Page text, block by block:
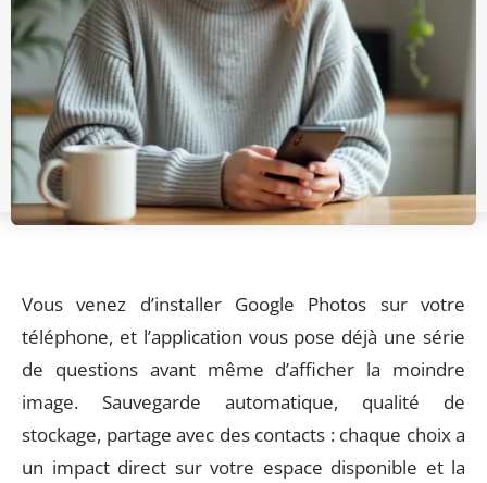
Vous venez d’installer Google Photos sur votre
téléphone, et l’application vous pose déjà une série
de questions avant même d’afficher la moindre
image. Sauvegarde automatique, qualité de
stockage, partage avec des contacts : chaque choix a
un impact direct sur votre espace disponible et la